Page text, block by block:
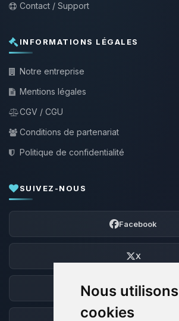
Nous
cookies
Contact / Support
INFORMATIONS LÉGALES
Notre entreprise
Mentions légales
CGV / CGU
Conditions de partenariat
Politique de confidentialité
SUIVEZ-NOUS
Facebook
X
Discord